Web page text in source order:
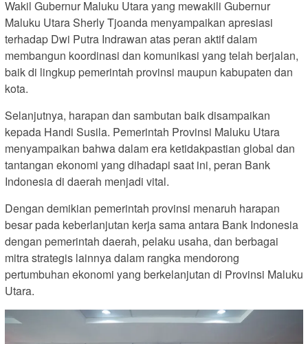
Wakil Gubernur Maluku Utara yang mewakili Gubernur
Maluku Utara Sherly Tjoanda menyampaikan apresiasi
terhadap Dwi Putra Indrawan atas peran aktif dalam
membangun koordinasi dan komunikasi yang telah berjalan,
baik di lingkup pemerintah provinsi maupun kabupaten dan
kota.
Selanjutnya, harapan dan sambutan baik disampaikan
kepada Handi Susila. Pemerintah Provinsi Maluku Utara
menyampaikan bahwa dalam era ketidakpastian global dan
tantangan ekonomi yang dihadapi saat ini, peran Bank
Indonesia di daerah menjadi vital.
Dengan demikian pemerintah provinsi menaruh harapan
besar pada keberlanjutan kerja sama antara Bank Indonesia
dengan pemerintah daerah, pelaku usaha, dan berbagai
mitra strategis lainnya dalam rangka mendorong
pertumbuhan ekonomi yang berkelanjutan di Provinsi Maluku
Utara.